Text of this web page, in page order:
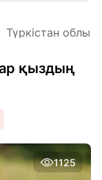
Түркістан
қыздың
1125